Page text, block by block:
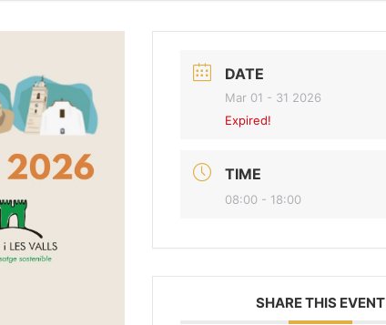
DATE
Mar 01 - 31 2026
Expired!
TIME
08:00 - 18:00
SHARE THIS EVENT